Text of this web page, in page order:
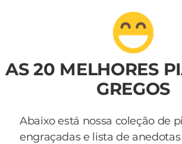
AS 20 MELHORES
GREGOS
Abaixo está nossa coleção de
engraçadas e lista de